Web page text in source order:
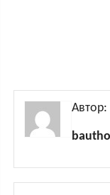
Автор: